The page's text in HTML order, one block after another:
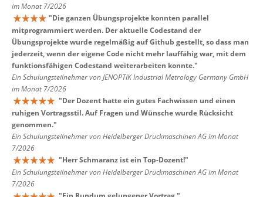
im Monat 7/2026
"Die ganzen Übungsprojekte konnten parallel
mitprogrammiert werden. Der aktuelle Codestand der
Übungsprojekte wurde regelmäßig auf Github gestellt, so dass man
jederzeit, wenn der eigene Code nicht mehr lauffähig war, mit dem
funktionsfähigen Codestand weiterarbeiten konnte."
Ein Schulungsteilnehmer von JENOPTIK Industrial Metrology Germany GmbH
im Monat 7/2026
"Der Dozent hatte ein gutes Fachwissen und einen
ruhigen Vortragsstil. Auf Fragen und Wünsche wurde Rücksicht
genommen."
Ein Schulungsteilnehmer von Heidelberger Druckmaschinen AG im Monat
7/2026
"Herr Schmaranz ist ein Top-Dozent!"
Ein Schulungsteilnehmer von Heidelberger Druckmaschinen AG im Monat
7/2026